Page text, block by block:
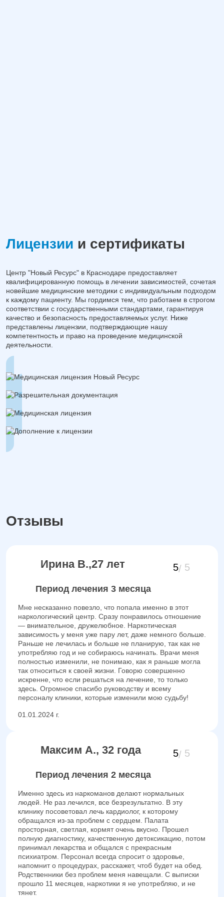
Лицензии и сертификаты
Центр "Новый Ресурс" в Краснодаре предоставляет
квалифицированную помощь в лечении зависимостей, сочетая
новейшие медицинские методики с индивидуальным подходом
к каждому пациенту. Мы гордимся тем, что работаем в строгом
соответствии с государственными стандартами, гарантируя
качество и безопасность предоставляемых услуг. Ниже
представлены лицензии, подтверждающие нашу
компетентность и право на проведение медицинской
деятельности.
Отзывы
Ирина В.,27 лет 5 5
Период лечения 3 месяца
Мне несказанно повезло, что попала именно в этот
наркологический центр. Сразу понравилось отношение
— внимательное, дружелюбное. Наркотическая
зависимость у меня уже пару лет, даже немного больше.
Раньше не лечилась и больше не планирую, так как не
употребляю год и не собираюсь начинать. Врачи меня
полностью изменили, не понимаю, как я раньше могла
так относиться к своей жизни. Говорю совершенно
искренне, что если решаться на лечение, то только
здесь. Огромное спасибо руководству и всему
персоналу клиники, которые изменили мою судьбу!
01.01.2024 г.
Максим А., 32 года 5 5
Период лечения 2 месяца
Именно здесь из наркоманов делают нормальных
людей. Не раз лечился, все безрезультатно. В эту
клинику посоветовал лечь кардиолог, к которому
обращался из-за проблем с сердцем. Палата
просторная, светлая, кормят очень вкусно. Прошел
полную диагностику, качественную детоксикацию, потом
принимал лекарства и общался с прекрасным
психиатром. Персонал всегда спросит о здоровье,
напомнит о процедурах, расскажет, чтоб будет на обед.
Родственники без проблем меня навещали. С выписки
прошло 11 месяцев, наркотики я не употребляю, и не
тянет.